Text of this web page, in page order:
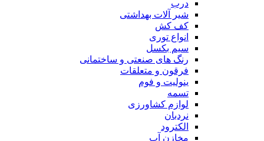
درب
شیر آلات بهداشتی
کف کش
انواع توری
سیم بکسل
رنگ های صنعتی و ساختمانی
فرقون و متعلقات
ینولیت و فوم
تسمه
لوازم کشاورزی
نردبان
الکترود
مخازن آب